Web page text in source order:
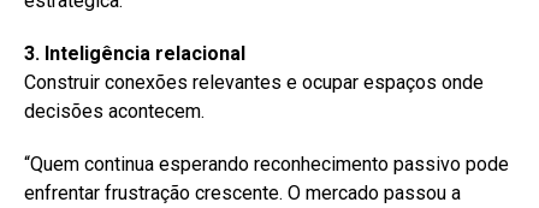
3. Inteligência relacional
Construir conexões relevantes e ocupar espaços onde
decisões acontecem.
“Quem continua esperando reconhecimento passivo pode
enfrentar frustração crescente. O mercado passou a